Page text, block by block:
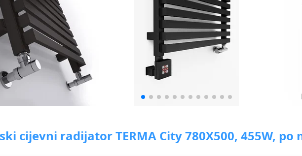
cijevni radijator TERMA City 780X500, 455W, po